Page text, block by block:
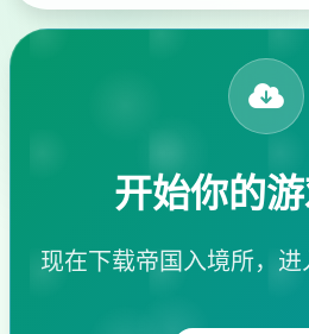
开始你的
现在下载帝国入境所，